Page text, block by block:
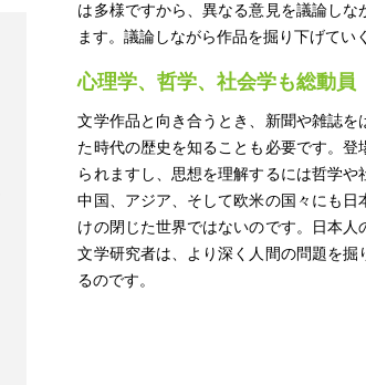
は多様ですから、異なる意見を議論し
ます。議論しながら作品を掘り下げてい
心理学、哲学、社会学も総動員
文学作品と向き合うとき、新聞や雑誌
た時代の歴史を知ることも必要です。
られますし、思想を理解するには哲学や
中国、アジア、そして欧米の国々にも
けの閉じた世界ではないのです。日本
文学研究者は、より深く人間の問題を
るのです。